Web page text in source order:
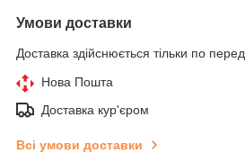
Умови доставки
Доставка здійснюється тільки по
Нова Пошта
Доставка кур'єром
Всі умови доставки